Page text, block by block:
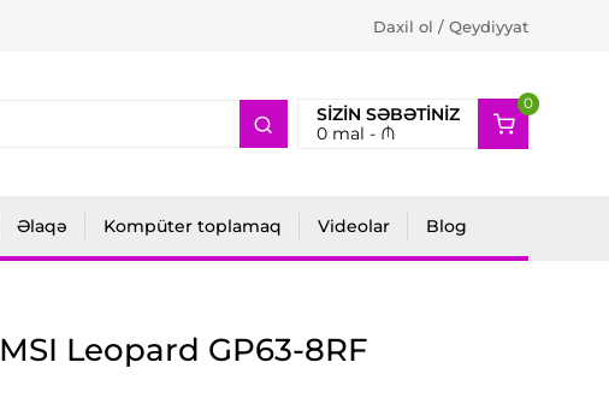
Daxil ol / Qeydiyyat
SIZIN SƏBƏTINIZ
0mal - ₼
0
2
Əlaqə Kompüter toplamaq Videolar Blog
MSI Leopard GP63-8RF